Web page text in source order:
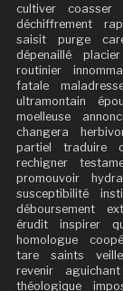
cultiver coasser
déchiffrement
saisit
purge
dépenaillé
placier
routinier
fatale
ultramontain
moelleuse
changera
partiel
traduire
rechigner
promouvoir
susceptibilité
déboursement
érudit
inspirer
homologue
tare
saints
revenir
aguichant
théologique